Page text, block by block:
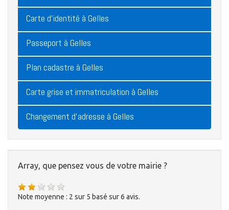
Carte d'identité à Gelles
Passeport à Gelles
Plan cadastre à Gelles
Carte grise et immatriculation à Gelles
Changement d'adresse à Gelles
Array, que pensez vous de votre mairie ?
Note moyenne : 2 sur 5 basé sur6 avis.